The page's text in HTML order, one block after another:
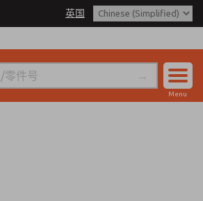
英国
Menu